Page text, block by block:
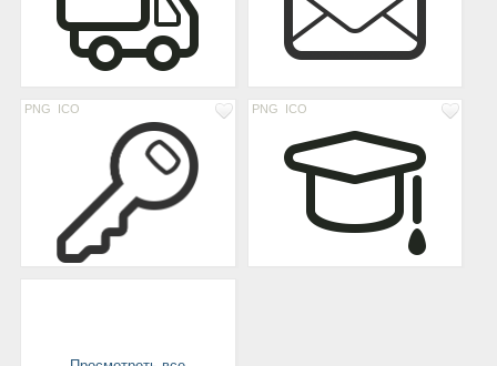
PNG ICO PNG ICO